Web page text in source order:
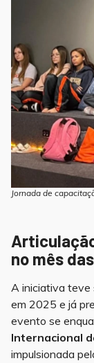
Jornada de
no mês
A iniciativa teve
em 2025 e já
evento se
Internacional
impulsionada